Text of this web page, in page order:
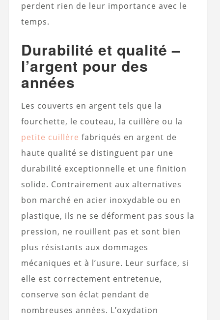
perdent rien de leur importance avec le
temps.
Durabilité et qualité –
l’argent pour des
années
Les couverts en argent tels que la
fourchette, le couteau, la cuillère ou la
petite cuillère fabriqués en argent de
haute qualité se distinguent par une
durabilité exceptionnelle et une finition
solide. Contrairement aux alternatives
bon marché en acier inoxydable ou en
plastique, ils ne se déforment pas sous la
pression, ne rouillent pas et sont bien
plus résistants aux dommages
mécaniques et à l’usure. Leur surface, si
elle est correctement entretenue,
conserve son éclat pendant de
nombreuses années. L’oxydation